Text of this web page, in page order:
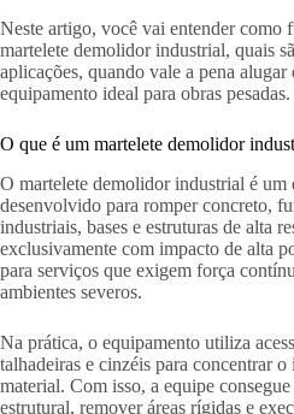
Neste artigo, você vai entender como
martelete demolidor industrial, quais
aplicações, quando vale a pena alugar
equipamento ideal para obras pesadas.
O que é um martelete demolidor
O martelete demolidor industrial é um
desenvolvido para romper concreto,
industriais, bases e estruturas de alta
exclusivamente com impacto de alta
para serviços que exigem força
ambientes severos.
Na prática, o equipamento utiliza
talhadeiras e cinzéis para concentrar
material. Com isso, a equipe
estrutural, remover áreas rígidas e